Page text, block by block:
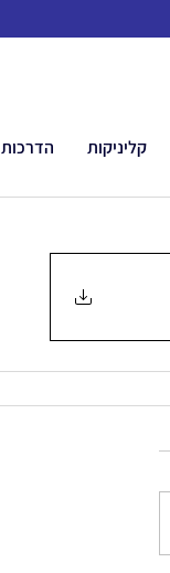
קליניקות הדרכות